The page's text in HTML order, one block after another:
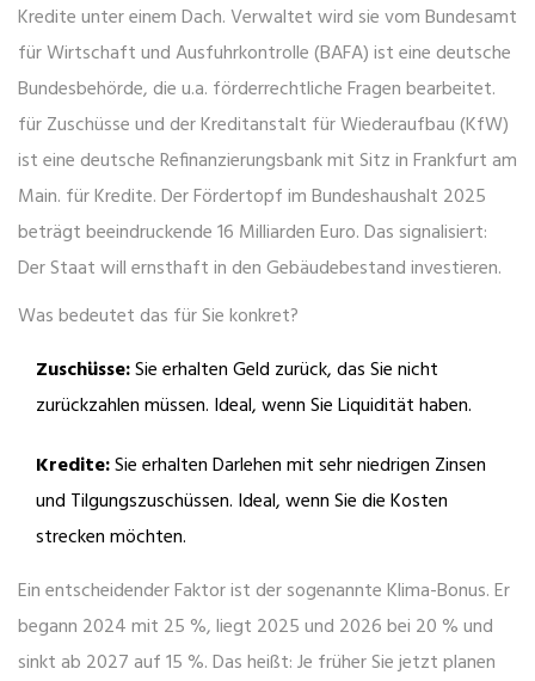
Kredite unter einem Dach. Verwaltet wird sie vomBundesamt
für Wirtschaft und Ausfuhrkontrolle(BAFA) isteine deutsche
Bundesbehörde, die u.a. förderrechtliche Fragen bearbeitet.
für Zuschüsse und derKreditanstalt für Wiederaufbau(KfW)
isteine deutsche Refinanzierungsbank mit Sitz in Frankfurt am
Main. für Kredite. Der Fördertopf im Bundeshaushalt 2025
beträgt beeindruckende 16 Milliarden Euro. Das signalisiert:
Der Staat will ernsthaft in den Gebäudebestand investieren.
Was bedeutet das für Sie konkret?
Zuschüsse:Sie erhalten Geld zurück, das Sie nicht
zurückzahlen müssen. Ideal, wenn Sie Liquidität haben.
Kredite:Sie erhalten Darlehen mit sehr niedrigen Zinsen
und Tilgungszuschüssen. Ideal, wenn Sie die Kosten
strecken möchten.
Ein entscheidender Faktor ist der sogenannte Klima-Bonus. Er
begann 2024 mit 25 %, liegt 2025 und 2026 bei 20 % und
sinkt ab 2027 auf 15 %. Das heißt: Je früher Sie jetzt planen